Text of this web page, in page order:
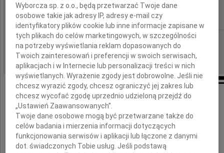
IMIĘ I NAZWISKO: Roman Matysiak
REGION: Poznań
DATA EMISJI: 25.06.2009
Odszedł
Roman Matysiak
Wyborcza sp. z o.o., będą przetwarzać Twoje dane
osobowe takie jak adresy IP, adresy e-mail czy
identyfikatory plików cookie lub inne informacje zapisane w
tych plikach do celów marketingowych, w szczególności
na potrzeby wyświetlania reklam dopasowanych do
Twoich zainteresowań i preferencji w swoich serwisach,
aplikacjach i w Internecie lub personalizacji treści w nich
wyświetlanych. Wyrażenie zgody jest dobrowolne. Jeśli nie
chcesz wyrazić zgody, chcesz ograniczyć jej zakres lub
chcesz wycofać zgodę uprzednio udzieloną przejdź do
„Ustawień Zaawansowanych”.
Twoje dane osobowe mogą być przetwarzane także do
celów badania i mierzenia informacji dotyczących
funkcjonowania serwisów i aplikacji lub łączone z danymi
dot. świadczonych Tobie usług. Jeśli podstawą